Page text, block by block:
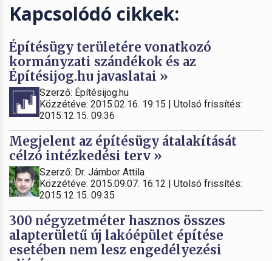
Kapcsolódó cikkek:
Építésügy területére vonatkozó
kormányzati szándékok és az
Építésijog.hu javaslatai »
Szerző: Építésijog.hu
Közzétéve: 2015.02.16. 19:15 | Utolsó frissítés:
2015.12.15. 09:36
Megjelent az építésügy átalakítását
célzó intézkedési terv »
Szerző: Dr. Jámbor Attila
Közzétéve: 2015.09.07. 16:12 | Utolsó frissítés:
2015.12.15. 09:35
300 négyzetméter hasznos összes
alapterületű új lakóépület építése
esetében nem lesz engedélyezési